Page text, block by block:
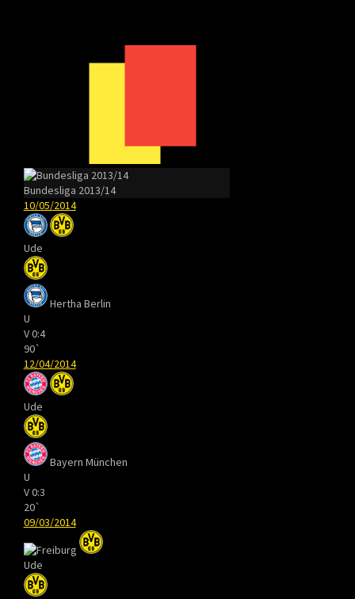
Bundesliga 2013/14
10/05/2014
Ude
Hertha Berlin
U
V0:4
90`
12/04/2014
Ude
Bayern München
U
V0:3
20`
09/03/2014
Ude